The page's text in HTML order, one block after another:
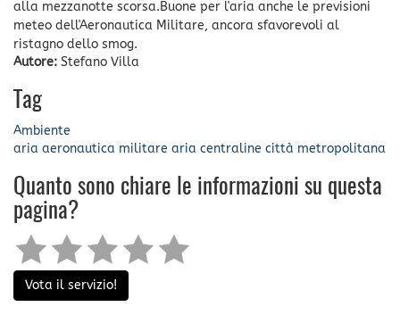
alla mezzanotte scorsa.Buone per l'aria anche le previsioni
meteo dell'Aeronautica Militare, ancora sfavorevoli al
ristagno dello smog.
Autore: Stefano Villa
Tag
Ambiente
aria aeronautica militare aria centraline città metropolitana
Quanto sono chiare le informazioni su questa
pagina?
Vota il servizio!